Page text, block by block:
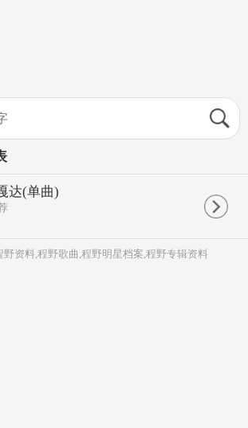
达(单曲)
野资料,程野歌曲,程野明星档案,程野专辑资料